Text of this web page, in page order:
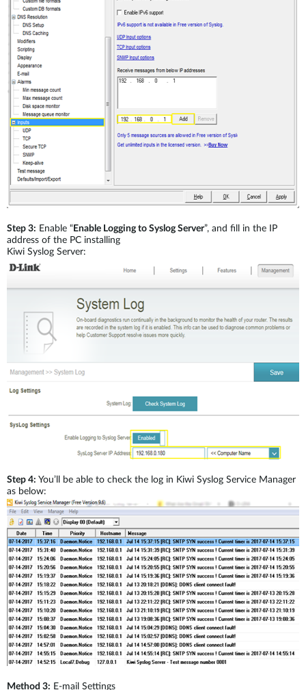
Step 3: Enable “ Enable Logging to Syslog Server”, and fill in the IP
address of the PC installing
Kiwi Syslog Server:
Step 4: You’ll be able to check the log in Kiwi Syslog Service Manager
as below:
Method 3: E-mail Settings